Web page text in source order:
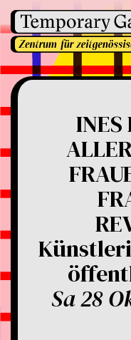
INES
Sa 28